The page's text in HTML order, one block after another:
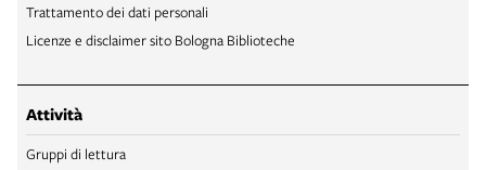
Trattamento dei dati personali
Licenze e disclaimer sito Bologna Biblioteche
Attività
Gruppi di lettura